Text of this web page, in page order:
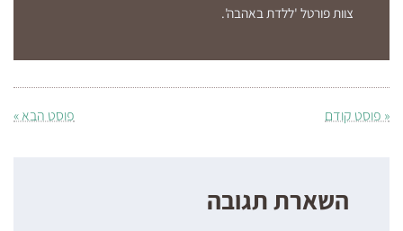
צוות פורטל 'ללדת באהבה'.
« פוסט קודם פוסט הבא »
השארת תגובה